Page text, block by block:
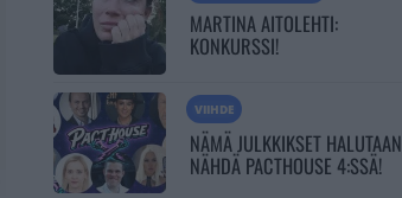
MARTINA AITOLEHTI:
KONKURSSI!
VIIHDE
NÄMÄ JULKKIKSET HALUTAAN
NÄHDÄ PACTHOUSE 4:SSÄ!